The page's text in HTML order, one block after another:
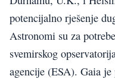
potencijalno rješenje
Astronomi su za
svemirskog
agencije (ESA). Gaia